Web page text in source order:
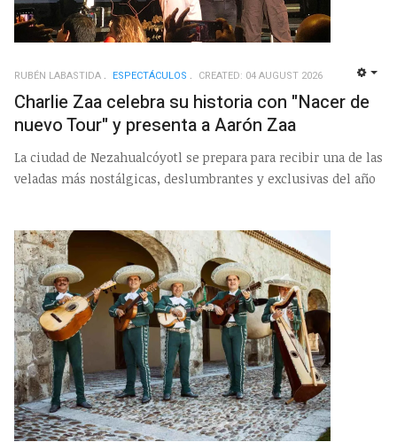
RUBÉN LABASTIDA ESPECTÁCULOS CREATED: 04 AUGUST 2026
Charlie Zaa celebra su historia con "Nacer de
nuevo Tour" y presenta a Aarón Zaa
La ciudad de Nezahualcóyotl se prepara para recibir una de las
veladas más nostálgicas, deslumbrantes y exclusivas del año